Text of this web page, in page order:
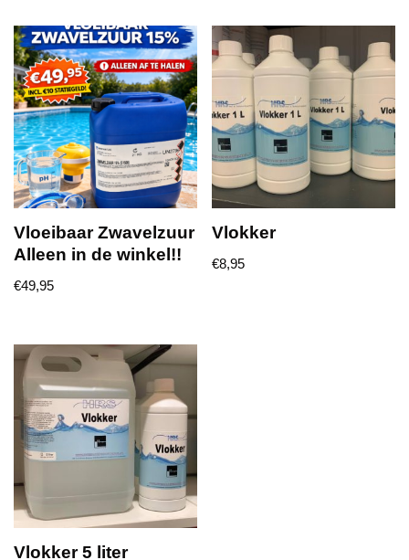
Vloeibaar Zwavelzuur
Alleen in de winkel!!
€49,95
Vlokker
€8,95
Vlokker 5 liter